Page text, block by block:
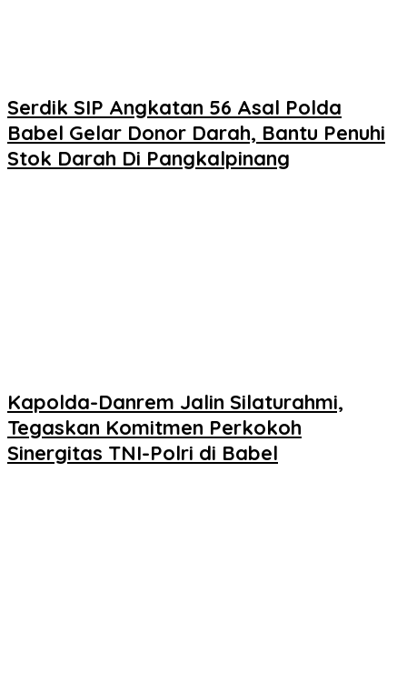
Serdik SIP Angkatan 56 Asal Polda
Babel Gelar Donor Darah, Bantu Penuhi
Stok Darah Di Pangkalpinang
Kapolda-Danrem Jalin Silaturahmi,
Tegaskan Komitmen Perkokoh
Sinergitas TNI-Polri di Babel